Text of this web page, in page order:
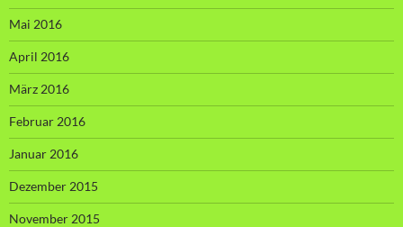
Mai 2016
April 2016
März 2016
Februar 2016
Januar 2016
Dezember 2015
November 2015